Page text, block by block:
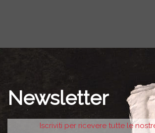
Newsletter
Iscriviti per ricevere tutte le